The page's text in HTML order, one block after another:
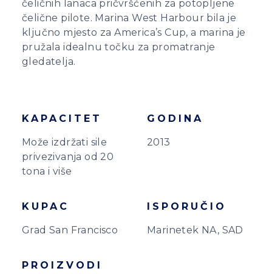
čeličnih lanaca pričvršćenih za potopljene
čelične pilote. Marina West Harbour bila je
ključno mjesto za America’s Cup, a marina je
pružala idealnu točku za promatranje
gledatelja.
KAPACITET
Može izdržati sile
privezivanja od 20
tona i više
GODINA
2013
KUPAC
Grad San Francisco
ISPORUČIO
Marinetek NA, SAD
PROIZVODI